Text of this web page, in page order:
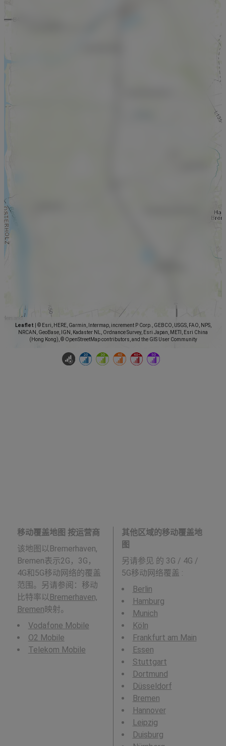
Leaflet
© Esri, HERE, Garmin, Intermap, increment P Corp., GEBCO, USGS, FAO, NPS,
NRCAN, GeoBase, IGN, Kadaster NL, Ordnance Survey, Esri Japan, METI, Esri China
(Hong Kong), © OpenStreetMap contributors, and the GIS User Community
移动覆盖地图 按运营商
该地图以Bremerhaven,
Bremen表示2G，3G，
4G和5G移动网络的覆盖
范围。另请参阅：移动
比特率以 Bremerhaven,
Bremen映射。
Vodafone Mobile
O2 Mobile
Telekom Mobile
其他区域的移动覆盖地
图
另请参见 的 3G / 4G /
5G移动网络覆盖 :
Berlin
Hamburg
Munich
Köln
Frankfurt am Main
Essen
Stuttgart
Dortmund
Düsseldorf
Bremen
Hannover
Leipzig
Duisburg